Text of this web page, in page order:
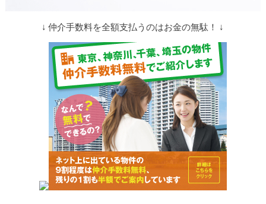
↓ 仲介手数料を全額支払うのはお金の無駄！ ↓